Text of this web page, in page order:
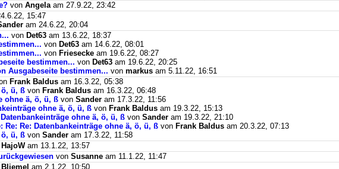
von Angela am 27.9.22, 23:42
15:47
am 24.6.22, 20:04
von Det63 am 13.6.22, 18:37
von Det63 am 14.6.22, 08:01
von Friesecke am 19.6.22, 08:27
bestimmen... von Det63 am 19.6.22, 20:25
Ausgabeseite bestimmen... von markus am 5.11.22, 16:51
Frank Baldus am 16.3.22, 05:38
ö, ü, ß von Frank Baldus am 16.3.22, 06:48
ohne ä, ö, ü, ß von Sander am 17.3.22, 11:56
ohne ä, ö, ü, ß von Frank Baldus am 19.3.22, 15:13
Datenbankeinträge ohne ä, ö, ü, ß von Sander am 19.3.22, 21:10
Re: Re: Datenbankeinträge ohne ä, ö, ü, ß von Frank Baldus am 20.3.22, 07:13
ö, ü, ß von Sander am 17.3.22, 11:58
HajoWam 13.1.22, 13:57
von Susanne am 11.1.22, 11:47
am 2.1.22, 10:50